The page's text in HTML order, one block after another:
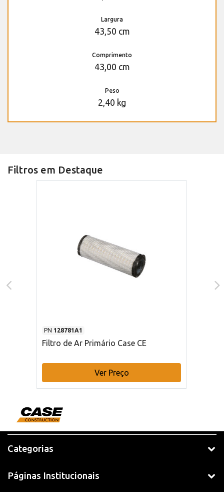
Largura
43,50 cm
Comprimento
43,00 cm
Peso
2,40 kg
Filtros em Destaque
PN 128781A1
Filtro de Ar Primário Case CE
Ver Preço
Categorias
Páginas Institucionais